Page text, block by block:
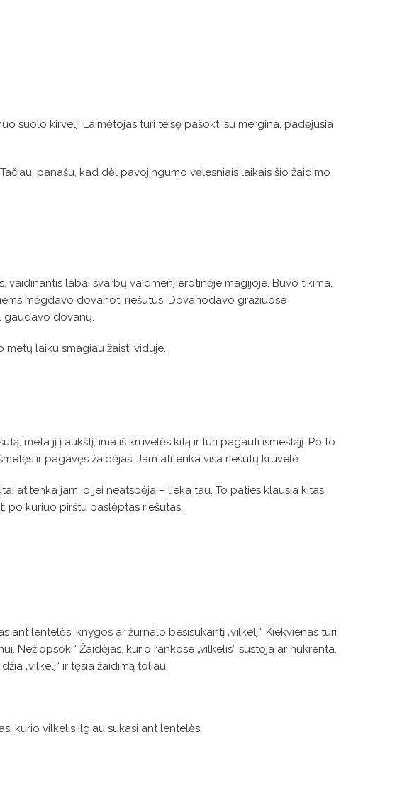
suolo kirvelį. Laimėtojas turi teisę pašokti su mergina, padėjusia
panašu, kad dėl pavojingumo vėlesniais laikais šio žaidimo
vaidinantis labai svarbų vaidmenį erotinėje magijoje. Buvo tikima,
mėgdavo dovanoti riešutus. Dovanodavo gražiuose
gaudavo dovanų.
metų laiku smagiau žaisti viduje.
meta jį į aukštį, ima iš krūvelės kitą ir turi pagauti išmestąjį. Po to
ir pagavęs žaidėjas. Jam atitenka visa riešutų krūvelė.
atitenka jam, o jei neatspėja – lieka tau. To paties klausia kitas
po kuriuo pirštu paslėptas riešutas.
lentelės, knygos ar žurnalo besisukantį „vilkelį“. Kiekvienas turi
Nežiopsok!“ Žaidėjas, kurio rankose „vilkelis” sustoja ar nukrenta,
„vilkelį“ ir tęsia žaidimą toliau.
kurio vilkelis ilgiau sukasi ant lentelės.